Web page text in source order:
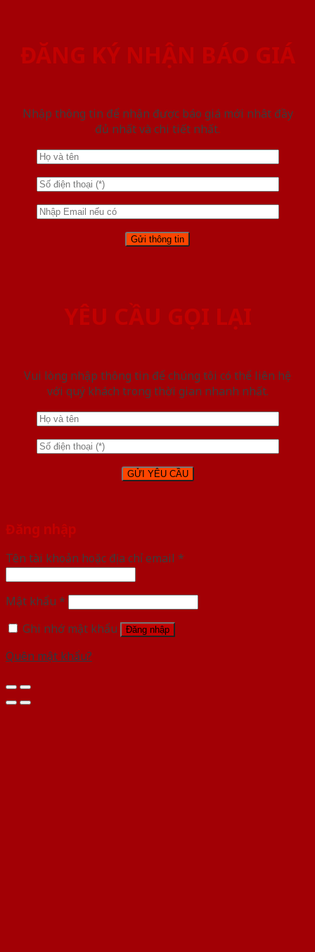
ĐĂNG KÝ NHẬN BÁO GIÁ
Nhập thông tin để nhận được báo giá mới nhât đầy
đủ nhất và chi tiết nhất.
YÊU CẦU GỌI LẠI
Vui lòng nhập thông tin để chúng tôi có thể liên hệ
với quý khách trong thời gian nhanh nhất.
Đăng nhập
Tên tài khoản hoặc địa chỉ email *
Mật khẩu *
Ghi nhớ mật khẩu
Đăng nhập
Quên mật khẩu?